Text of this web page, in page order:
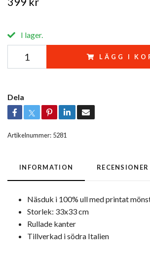
I lager.
LÄGG I
Dela
Artikelnummer: 5281
INFORMATION RECENSIONER
Näsduk i 100% ull med printat
Storlek: 33x33 cm
Rullade kanter
Tillverkad i södra Italien